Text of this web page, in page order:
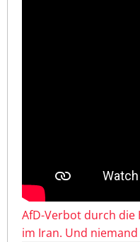
AfD-Verbot durch
im Iran. Und